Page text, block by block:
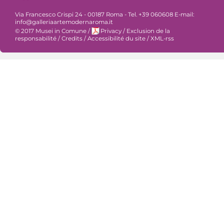
Via Francesco Crispi 24 - 00187 Roma - Tel. +39 060608 E-mail:
info@galleriaartemodernaroma.it
© 2017 Musei in Comune / Privacy / Exclusion de la
responsabilité /Credits /Accessibilité du site /XML-rss